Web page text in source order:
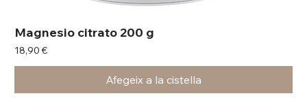
Magnesio citrato 200 g
Preu
18,90 €
Afegeix a la cistella